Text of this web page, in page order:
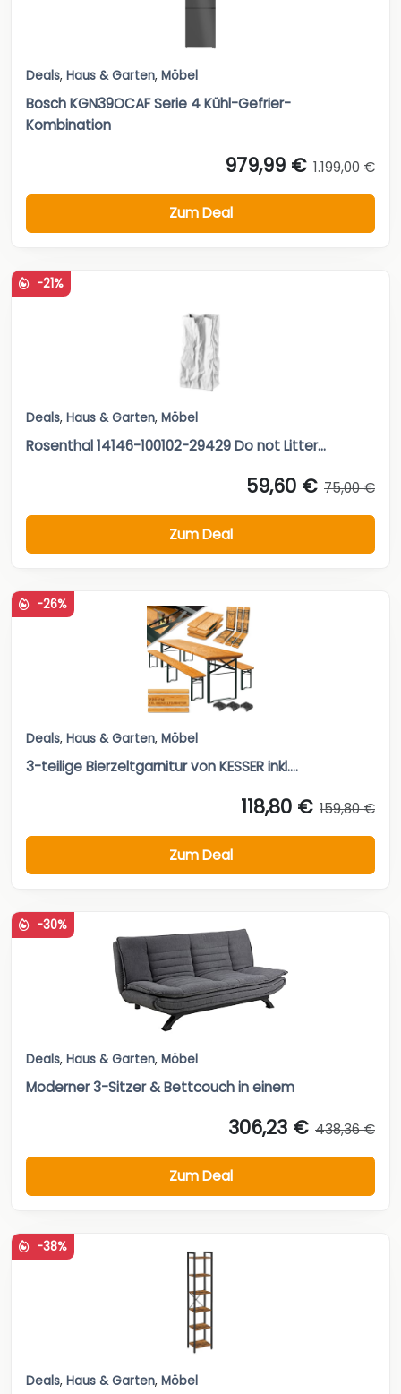
Deals, Haus & Garten, Möbel
Bosch KGN39OCAF Serie 4 Kühl-Gefrier-
Kombination
979,99 € 1.199,00 €
Zum Deal
-21%
Deals, Haus & Garten, Möbel
Rosenthal 14146-100102-29429 Do not Litter...
59,60 € 75,00 €
Zum Deal
-26%
Deals, Haus & Garten, Möbel
3-teilige Bierzeltgarnitur von KESSER inkl....
118,80 € 159,80 €
Zum Deal
-30%
Deals, Haus & Garten, Möbel
Moderner 3-Sitzer & Bettcouch in einem
306,23 € 438,36 €
Zum Deal
-38%
Deals, Haus & Garten, Möbel